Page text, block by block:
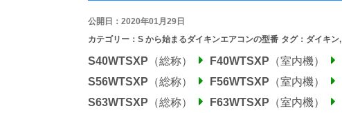
公開日：2020年01月29日
カテゴリー： S から始まるダイキンエアコンの型番 タグ： ダイキン,
S40WTSXP （総称） F40WTSXP （室内機）
S56WTSXP （総称） F56WTSXP （室内機）
S63WTSXP （総称） F63WTSXP （室内機）